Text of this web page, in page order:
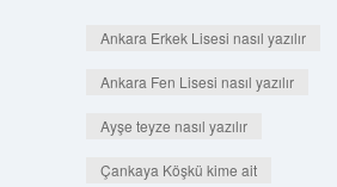
Ankara Erkek Lisesi nasıl yazılır
Ankara Fen Lisesi nasıl yazılır
Ayşe teyze nasıl yazılır
Çankaya Köşkü kime ait